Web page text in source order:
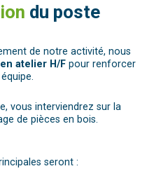
du poste
de notre activité, nous
atelier H/F pour renforcer
vous interviendrez sur la
de pièces en bois.
seront :